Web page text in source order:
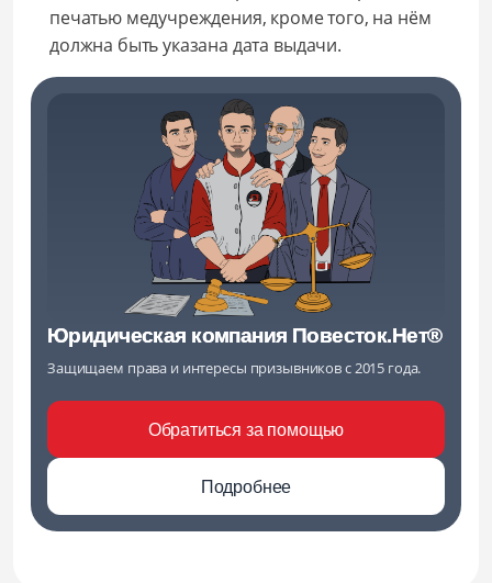
печатью медучреждения, кроме того, на нём
должна быть указана дата выдачи.
Юридическая компания Повесток.Нет®
Защищаем права и интересы призывников с 2015 года.
Подробнее
Обратиться за помощью